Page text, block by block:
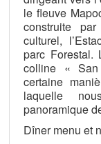
le fleuve
construite
culturel,
parc Forestal.
colline « San
certaine
laquelle
panoramique
Dîner menu et